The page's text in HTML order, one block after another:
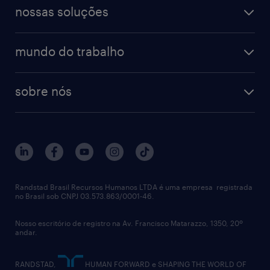
finanças & contabilidade
tecnologia da informação
blog de carreiras
contato
soluções
nossas soluções
digital
mundo do trabalho
notícias de rh
sobre nós
trabalhe conosco
imprensa
políticas corporativas
relatório anual
Randstad Brasil Recursos Humanos LTDA é uma empresa registrada
no Brasil sob CNPJ 03.573.863/0001-46.
Nosso escritório de registro na Av. Francisco Matarazzo, 1350, 20º
andar.
RANDSTAD,
HUMAN FORWARD e SHAPING THE WORLD OF